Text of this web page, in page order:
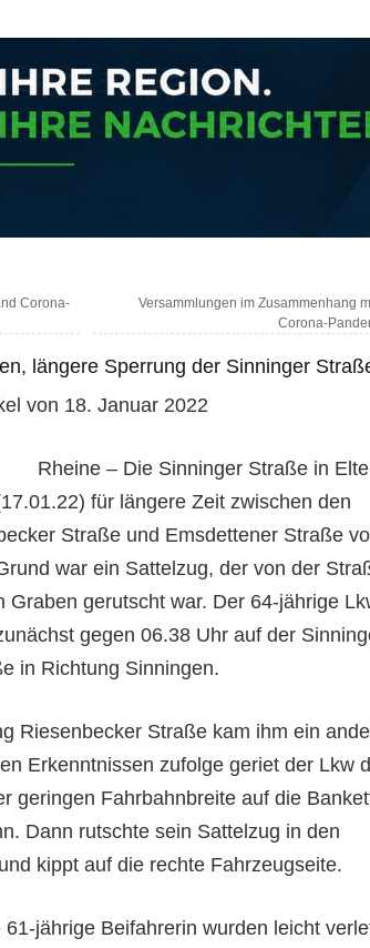
Corona-
Versammlungen im Zusammenhang
Corona-
längere Sperrung der Sinninger
von 18. Januar 2022
Rheine – Die Sinninger Straße in
für längere Zeit zwischen den
Straße und Emsdettener Straße
war ein Sattelzug, der von der
Graben gerutscht war. Der 64-jährige
gegen 06.38 Uhr auf der
in Richtung Sinningen.
Riesenbecker Straße kam ihm ein
Erkenntnissen zufolge geriet der Lkw
geringen Fahrbahnbreite auf die
Dann rutschte sein Sattelzug in den
kippt auf die rechte Fahrzeugseite.
jährige Beifahrerin wurden leicht